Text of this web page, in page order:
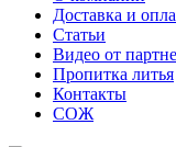
Доставка и
Статьи
Видео от
Пропитка литья
Контакты
СОЖ